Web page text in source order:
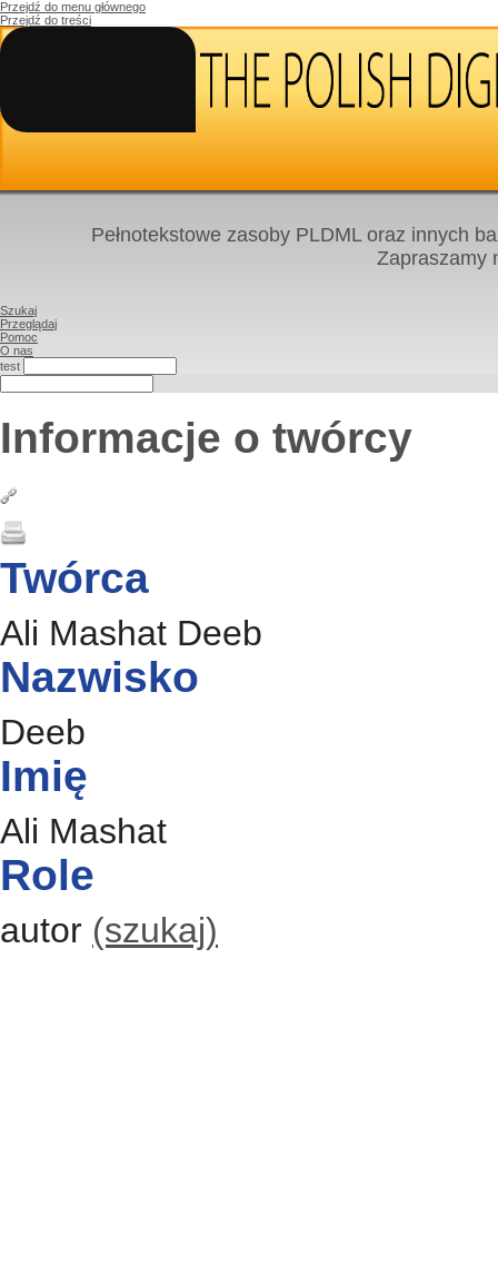
Przejdź do menu głównego
Przejdź do treści
Pełnotekstowe zasoby PLDML oraz innych
Zapraszamy
Szukaj
Przeglądaj
Pomoc
O nas
test
Informacje o twórcy
Twórca
Ali Mashat Deeb
Nazwisko
Deeb
Imię
Ali Mashat
Role
autor (szukaj)